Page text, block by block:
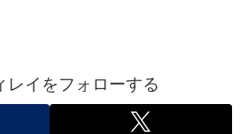
レイをフォローする